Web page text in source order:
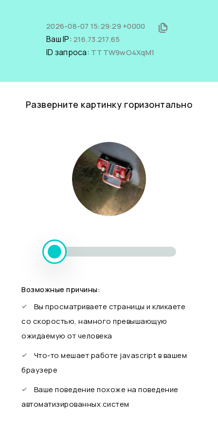
2026-08-07 15:29:29 +0000
Ваш IP: 216.73.217.65
ID запроса: TTTW9wO4XqM1
Разверните картинку горизонтально
Возможные причины:
Вы просматриваете страницы и кликаете
со скоростью, намного превышающую
ожидаемую от человека
Что-то мешает работе javascript в вашем
браузере
Ваше поведение похоже на поведение
автоматизированных систем